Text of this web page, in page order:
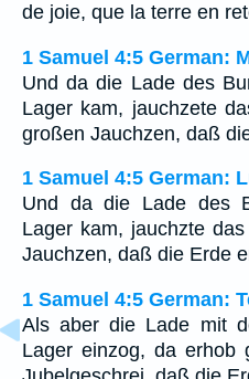
de joie, que la terre en
1 Samuel 4:5 German:
Und da die Lade des
Lager kam, jauchzete
großen Jauchzen, daß
1 Samuel 4:5 German:
Und da die Lade des
Lager kam, jauchzte
Jauchzen, daß die Erde
1 Samuel 4:5 German:
Als aber die Lade mit
Lager einzog, da erhob